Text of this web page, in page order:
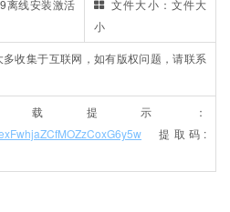
离线安装激活
文件大小：文件大
小
收集于互联网，如有版权问题，请联系
提示：
提取码: